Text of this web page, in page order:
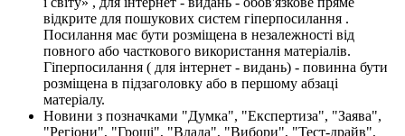
відкрите для пошукових систем гіперпосилання .
Посилання має бути розміщена в незалежності від
повного або часткового використання матеріалів.
Гіперпосилання ( для інтернет - видань) - повинна бути
розміщена в підзаголовку або в першому абзаці
матеріалу.
Новини з позначками "Думка", "Експертиза", "Заява",
"Регіони", "Гроші", "Влада", "Вибори", "Тест-драйв",